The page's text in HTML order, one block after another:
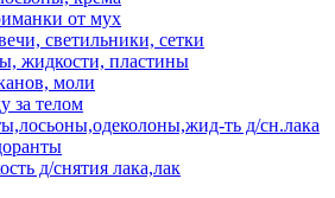
от мух
светильники, сетки
жидкости, пластины
моли
за телом
ть д/сн.лака
д/снятия лака,лак